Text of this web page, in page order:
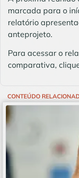
marcada para o
relatório
anteprojeto.
Para acessar o
comparativa,
CONTEÚDO